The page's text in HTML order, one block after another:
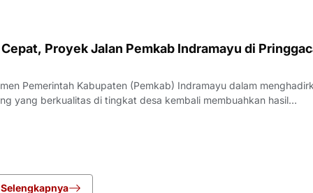
Proyek Jalan Pemkab Indramayu di
Pemerintah Kabupaten (Pemkab) Indramayu dalam
yang berkualitas di tingkat desa kembali membuahkan hasil
yang apik antara pemangku kebijakan dan penyedia jasa, proyek
Selengkapnya